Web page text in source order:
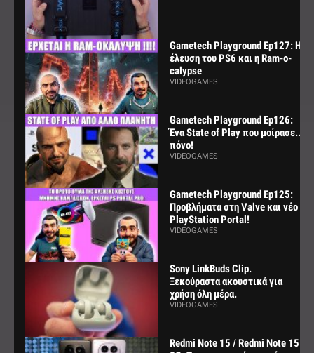
Gametech Playground Ep127: Η
έλευση του PS6 και η Ram-o-
calypse
VIDEOGAMES
Gametech Playground Ep126:
Ένα State of Play που μοίρασε...
πόνο!
VIDEOGAMES
Gametech Playground Ep125:
Προβλήματα στη Valve και νέο
PlayStation Portal!
VIDEOGAMES
Sony LinkBuds Clip.
Ξεκούραστα ακουστικά για
χρήση όλη μέρα.
VIDEOGAMES
Redmi Note 15 / Redmi Note 15